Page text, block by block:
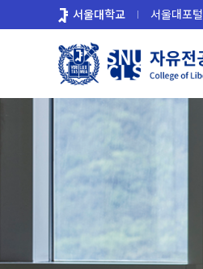
로
서울대학교 서울대포털